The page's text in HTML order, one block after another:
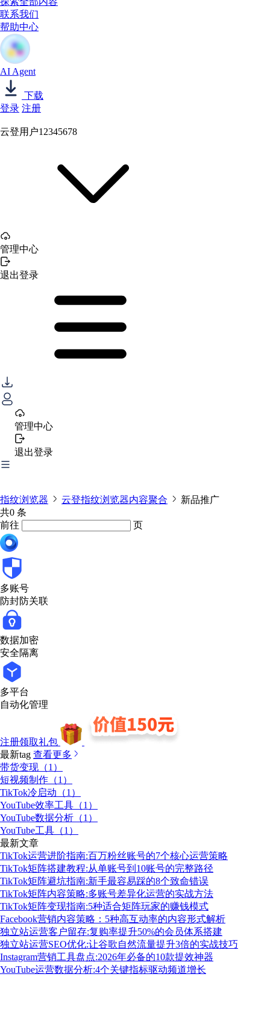
联系我们
帮助中心
AI Agent
下载
登录 注册
云登用户12345678
管理中心
退出登录
管理中心
退出登录
指纹浏览器 云登指纹浏览器内容聚合
新品推广
共0 条
前往
页
多账号
防封防关联
数据加密
安全隔离
多平台
自动化管理
注册领取礼包
最新tag 查看更多
带货变现（1）
短视频制作（1）
TikTok冷启动（1）
YouTube效率工具（1）
YouTube数据分析（1）
YouTube工具（1）
最新文章
TikTok运营进阶指南:百万粉丝账号的7个核心运营策略
TikTok矩阵搭建教程:从单账号到10账号的完整路径
TikTok矩阵避坑指南:新手最容易踩的8个致命错误
TikTok矩阵内容策略:多账号差异化运营的实战方法
TikTok矩阵变现指南:5种适合矩阵玩家的赚钱模式
Facebook营销内容策略：5种高互动率的内容形式解析
独立站运营客户留存:复购率提升50%的会员体系搭建
独立站运营SEO优化:让谷歌自然流量提升3倍的实战技巧
Instagram营销工具盘点:2026年必备的10款提效神器
YouTube运营数据分析:4个关键指标驱动频道增长